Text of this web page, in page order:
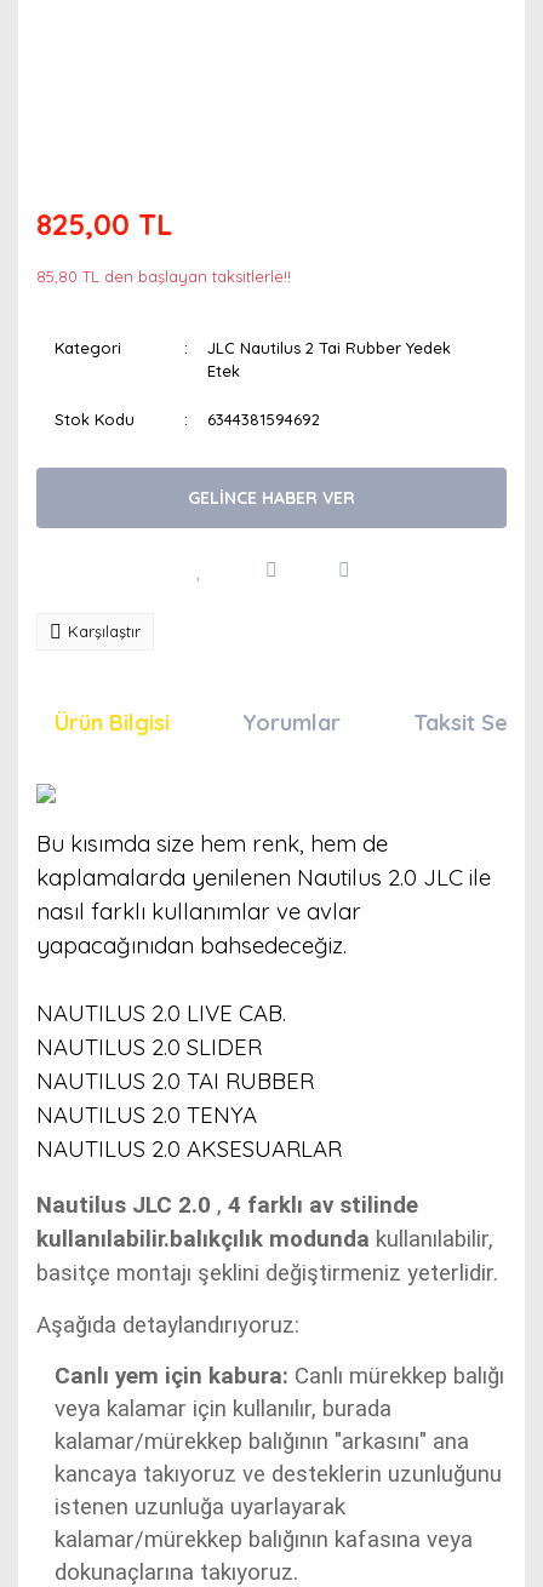
825,00 TL
85,80 TL den başlayan taksitlerle!!
Kategori
JLC Nautilus 2 Tai Rubber Yedek
Etek
Stok Kodu 6344381594692
GELİNCE HABER VER
Karşılaştır
Ürün Bilgisi Yorumlar Taksit
Bu kısımda size hem renk, hem de
kaplamalarda yenilenen Nautilus 2.0 JLC ile
nasıl farklı kullanımlar ve avlar
yapacağınıdan bahsedeceğiz.
NAUTILUS 2.0 LIVE CAB.
NAUTILUS 2.0 SLIDER
NAUTILUS 2.0 TAI RUBBER
NAUTILUS 2.0 TENYA
NAUTILUS 2.0 AKSESUARLAR
Nautilus JLC 2.0 , 4 farklı av stilinde
kullanılabilir.balıkçılık modunda kullanılabilir,
basitçe montajı şeklini değiştirmeniz yeterlidir.
Aşağıda detaylandırıyoruz:
Canlı yem için kabura: Canlı mürekkep balığı
veya kalamar için kullanılır, burada
kalamar/mürekkep balığının "arkasını" ana
kancaya takıyoruz ve desteklerin uzunluğunu
istenen uzunluğa uyarlayarak
kalamar/mürekkep balığının kafasına veya
dokunaçlarına takıyoruz.